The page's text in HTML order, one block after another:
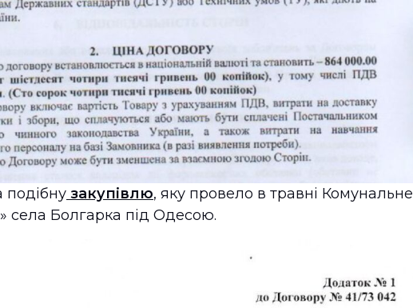
подібну закупівлю, яку провело в травні Комунальне
села Болгарка під Одесою.